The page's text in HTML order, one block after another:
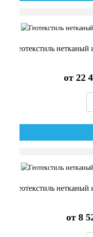
Геотекстиль
от 22
Геотекстиль
от 8